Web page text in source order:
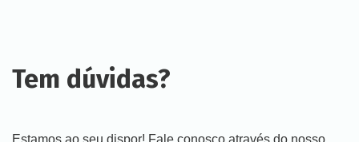
Tem dúvidas?